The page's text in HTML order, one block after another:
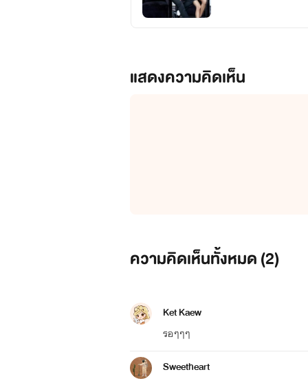
แสดงความคิดเห็น
ความคิดเห็นทั้งหมด (2)
Ket Kaew
รอๆๆๆ
Sweetheart